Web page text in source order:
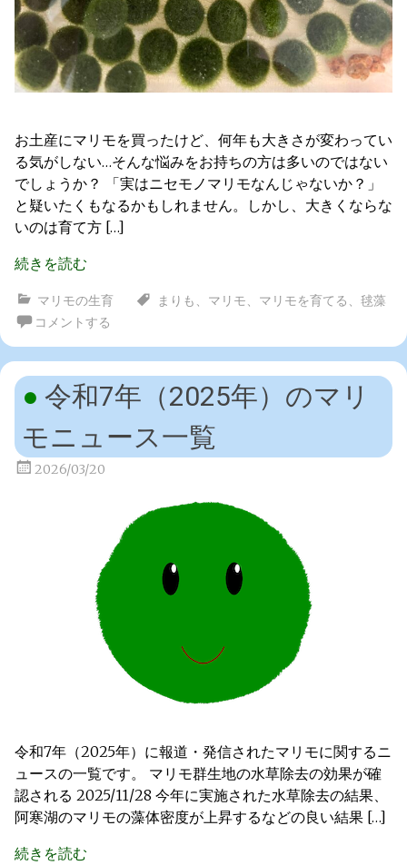
お土産にマリモを買ったけど、何年も大きさが変わってい
る気がしない…そんな悩みをお持ちの方は多いのではない
でしょうか？ 「実はニセモノマリモなんじゃないか？」
と疑いたくもなるかもしれません。しかし、大きくならな
いのは育て方 […]
続きを読む
マリモの生育 まりも 、 マリモ、 マリモを育てる 、 毬藻
コメントする
令和7年（2025年）のマリ
モニュース一覧
2026/03/20
令和7年（2025年）に報道・発信されたマリモに関するニ
ュースの一覧です。 マリモ群生地の水草除去の効果が確
認される 2025/11/28 今年に実施された水草除去の結果、
阿寒湖のマリモの藻体密度が上昇するなどの良い結果 […]
続きを読む